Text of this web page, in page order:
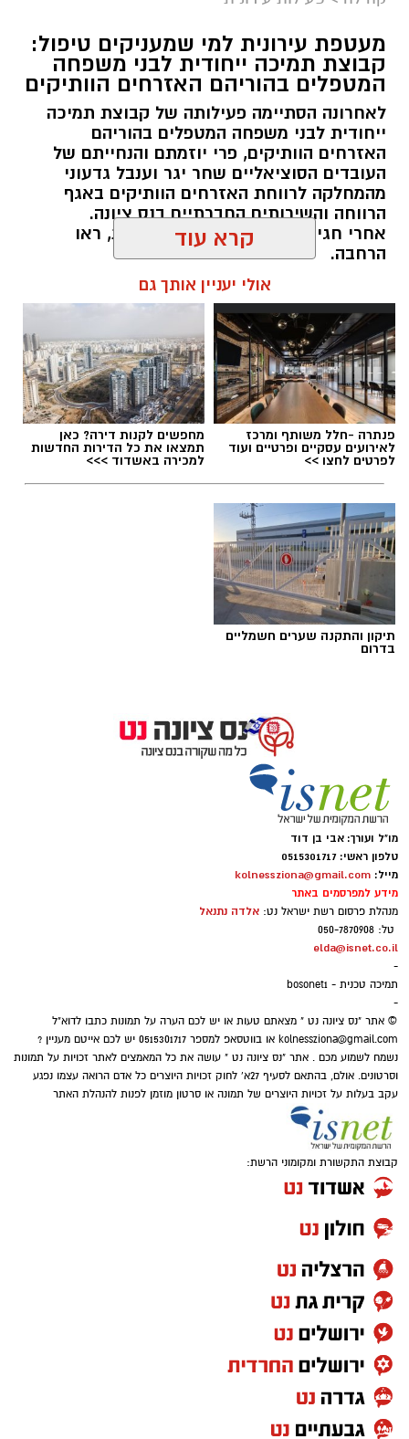
מעטפת עירונית למי שמעניקים טיפול:
קבוצת תמיכה ייחודית לבני משפחה
המטפלים בהוריהם האזרחים הוותיקים
לאחרונה הסתיימה פעילותה של קבוצת תמיכה
ייחודית לבני משפחה המטפלים בהוריהם
האזרחים הוותיקים, פרי יוזמתם והנחייתם של
העובדים הסוציאליים שחר יגר וענבל גדעוני
מהמחלקה לרווחת האזרחים הוותיקים באגף
הרווחה והשירותים החברתיים בנס ציונה.
אחרי חגי תשרי תיפתח קבוצה נוספת, ראו
הרחבה.
"בן משפחה מטפל הוא תפקיד קשה בכל מובן,
הדורש ידע, חוסן ומשאבים שאף אחד מאיתנו לא
למד ולא שאף להיות בו. קבוצה זאת הייתה לנו
משענת חזקה, בה יכולנו לשאול, לפרוק, ללמוד,
ואף לעיתים להזיל דמעה..."
kolness1@gmail.com / 10:13 06.08.26
תגים:קבוצת תמיכה ייחודית לבני משפחה המטפלים
בהוריהם
דוברות עיריית נס ציונה
מעטפת עירונית למי שמעניקים טיפול: קבוצת
תמיכה ייחודית לבני משפחה המטפלים בהוריהם
יוזמה של המחלקה לרווחת האזרחים הוותיקים
באגף הרווחה והשירותים החברתיים מציעה
לתושבים המטפלים בהוריהם מפגשים עם כלים
מעשיים, מרחב רגשי מוגן והרצאות מקצועיות
להפחתת העומס הטיפולי.
תמיכה ומענה מעשי למטפלים
לאחרונה הסתיימה קבוצת תמיכה ייחודית לבני
משפחה המטפלים בהוריהם האזרחים הוותיקים,
פרי יוזמתם והנחייתם של העובדים הסוציאליים
שחר יגר וענבל גדעוני מהמחלקה לרווחת האזרחים
הוותיקים באגף הרווחה והשירותים החברתיים.
"לא מובן מאליו מבחינתנו שמצאתם לנכון להקצות
משאב משמעותי כזה עבורנו, כי אכן בן משפחה
מטפל הוא תפקיד קשה בכל מובן, הדורש ידע, חוסן
קרא עוד
אולי יעניין אותך גם
פנתרה -חלל משותף ומרכז
לאירועים עסקיים ופרטיים ועוד
לפרטים לחצו >>
מחפשים לקנות דירה? כאן
תמצאו את כל הדירות החדשות
למכירה באשדוד >>>
תיקון והתקנה שערים חשמליים
בדרום
מו"ל ועורך: אבי בן דוד
טלפון ראשי: 0515301717
מייל: kolnessziona@gmail.com
מידע למפרסמים באתר
מנהלת פרסום רשת ישראל נט: אלדה נתנאל
טל: 050-7870908
elda@isnet.co.il
-
תמיכה טכנית - bosonet1
-
© אתר "נס ציונה נט " מצאתם טעות או יש לכם הערה על תמונות כתבו לדוא"ל
kolnessziona@gmail.com
או בווטסאפ למספר 0515301717 יש לכם אייטם מעניין ?
נשמח לשמוע מכם . אתר "נס ציונה נט " עושה את כל המאמצים לאתר זכויות על תמונות
וסרטונים. אולם, בהתאם לסעיף 27א' לחוק זכויות היוצרים כל אדם הרואה עצמו נפגע
עקב בעלות על זכויות היוצרים של תמונה או סרטון מוזמן לפנות להנהלת האתר
קבוצת התקשורת ומקומוני הרשת: